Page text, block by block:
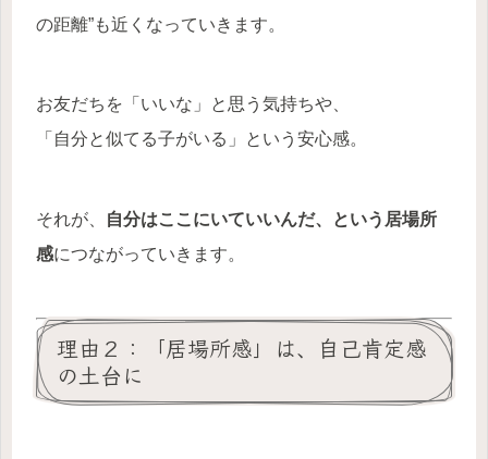
の距離”も近くなっていきます。
お友だちを「いいな」と思う気持ちや、
「自分と似てる子がいる」という安心感。
それが、
自分はここにいていいんだ、という居場所
感につながっていきます。
理由２：「居場所感」は、自己肯定感
の土台に